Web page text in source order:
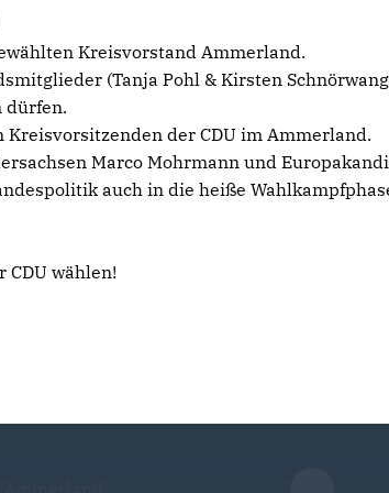
Kreisvorstand Ammerland.
(Tanja Pohl & Kirsten
dürfen.
der CDU im Ammerland.
Marco Mohrmann und
auch in die heiße
CDU wählen!